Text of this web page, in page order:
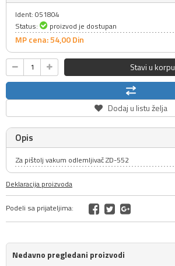
Ident: 051804
Status:
proizvod je dostupan
MP cena: 54,00Din
Stavi u korpu
Dodaj u listu želja
Opis
Za pištolj vakum odlemljivač ZD-552
Deklaracija proizvoda
Podeli sa prijateljima:
Nedavno pregledani proizvodi